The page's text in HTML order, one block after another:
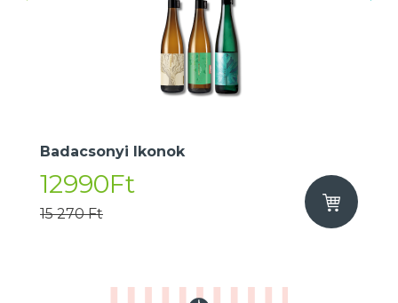
Badacsonyi Ikonok
12990Ft
15 270 Ft